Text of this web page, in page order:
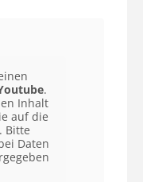
.
Inhalt
auf die
Bitte
Daten